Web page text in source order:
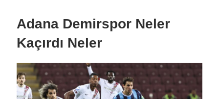
Adana Demirspor Neler
Kaçırdı Neler